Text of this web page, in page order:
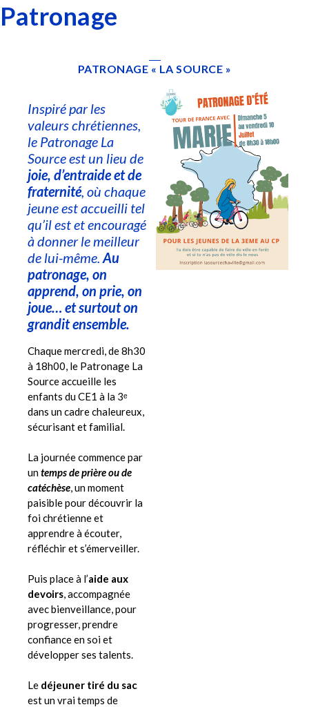
Patronage
PATRONAGE « LA SOURCE »
Inspiré par les
valeurs chrétiennes,
le Patronage La
Source est un lieu de
joie, d’entraide et de
fraternité, où chaque
jeune est accueilli tel
qu’il est et encouragé
à donner le meilleur
de lui-même. Au
patronage, on
apprend, on prie, on
joue… et surtout on
grandit ensemble.
Chaque mercredi, de 8h30
à 18h00, le Patronage La
Source accueille les
enfants du CE1 à la 3ᵉ
dans un cadre chaleureux,
sécurisant et familial.
La journée commence par
untemps de prière ou de
catéchèse, un moment
paisible pour découvrir la
foi chrétienne et
apprendre à écouter,
réfléchir et s’émerveiller.
Puis place à l’aide aux
devoirs, accompagnée
avec bienveillance, pour
progresser, prendre
confiance en soi et
développer ses talents.
Le déjeuner tiré du sac
est un vrai temps de